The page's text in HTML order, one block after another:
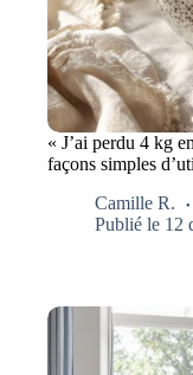
« J’ai perdu 4 kg
façons simples
Camille R.
Publié le 12